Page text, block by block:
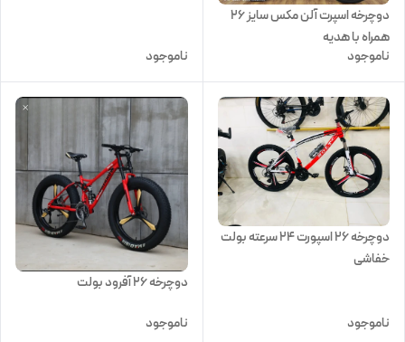
دوچرخه اسپرت آلن مکس سایز ۲۶
همراه با هدیه
ناموجود
ناموجود
دوچرخه ۲۶ اسپورت ۲۴ سرعته بولت
خفاشی
ناموجود
دوچرخه 26 آفرود بولت
ناموجود